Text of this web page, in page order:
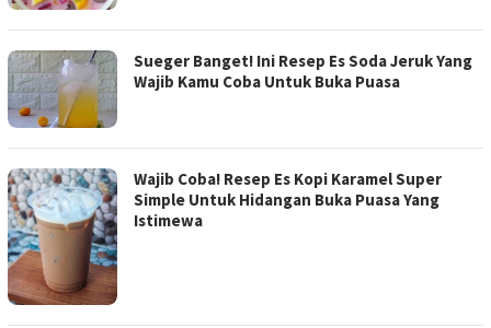
Sueger Banget! Ini Resep Es Soda Jeruk Yang
Wajib Kamu Coba Untuk Buka Puasa
Wajib Coba! Resep Es Kopi Karamel Super
Simple Untuk Hidangan Buka Puasa Yang
Istimewa